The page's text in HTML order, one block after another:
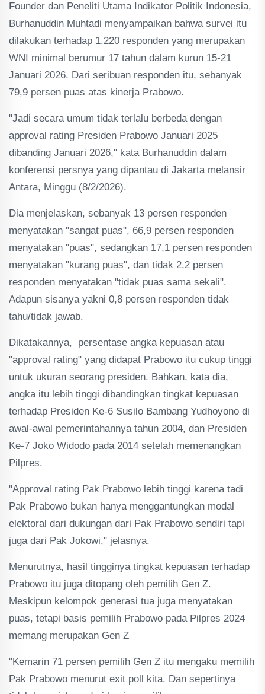
Founder dan Peneliti Utama Indikator Politik Indonesia,
Burhanuddin Muhtadi menyampaikan bahwa survei itu
dilakukan terhadap 1.220 responden yang merupakan
WNI minimal berumur 17 tahun dalam kurun 15-21
Januari 2026. Dari seribuan responden itu, sebanyak
79,9 persen puas atas kinerja Prabowo.
"Jadi secara umum tidak terlalu berbeda dengan
approval rating Presiden Prabowo Januari 2025
dibanding Januari 2026," kata Burhanuddin dalam
konferensi persnya yang dipantau di Jakarta melansir
Antara, Minggu (8/2/2026).
Dia menjelaskan, sebanyak 13 persen responden
menyatakan "sangat puas", 66,9 persen responden
menyatakan "puas", sedangkan 17,1 persen responden
menyatakan "kurang puas", dan tidak 2,2 persen
responden menyatakan "tidak puas sama sekali".
Adapun sisanya yakni 0,8 persen responden tidak
tahu/tidak jawab.
Dikatakannya, persentase angka kepuasan atau
"approval rating" yang didapat Prabowo itu cukup tinggi
untuk ukuran seorang presiden. Bahkan, kata dia,
angka itu lebih tinggi dibandingkan tingkat kepuasan
terhadap Presiden Ke-6 Susilo Bambang Yudhoyono di
awal-awal pemerintahannya tahun 2004, dan Presiden
Ke-7 Joko Widodo pada 2014 setelah memenangkan
Pilpres.
"Approval rating Pak Prabowo lebih tinggi karena tadi
Pak Prabowo bukan hanya menggantungkan modal
elektoral dari dukungan dari Pak Prabowo sendiri tapi
juga dari Pak Jokowi," jelasnya.
Menurutnya, hasil tingginya tingkat kepuasan terhadap
Prabowo itu juga ditopang oleh pemilih Gen Z.
Meskipun kelompok generasi tua juga menyatakan
puas, tetapi basis pemilih Prabowo pada Pilpres 2024
memang merupakan Gen Z
"Kemarin 71 persen pemilih Gen Z itu mengaku memilih
Pak Prabowo menurut exit poll kita. Dan sepertinya